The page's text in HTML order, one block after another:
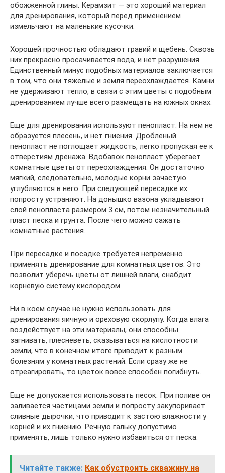
обожженной глины. Керамзит — это хороший материал
для дренирования, который перед применением
измельчают на маленькие кусочки.
Хорошей прочностью обладают гравий и щебень. Сквозь
них прекрасно просачивается вода, и нет разрушения.
Единственный минус подобных материалов заключается
в том, что они тяжелые и земля переохлаждается. Камни
не удерживают тепло, в связи с этим цветы с подобным
дренированием лучше всего размещать на южных окнах.
Еще для дренирования используют пенопласт. На нем не
образуется плесень, и нет гниения. Дробленый
пенопласт не поглощает жидкость, легко пропуская ее к
отверстиям дренажа. Вдобавок пенопласт уберегает
комнатные цветы от переохлаждения. Он достаточно
мягкий, следовательно, молодые корни зачастую
углубляются в него. При следующей пересадке их
попросту устраняют. На донышко вазона укладывают
слой пенопласта размером 3 см, потом незначительный
пласт песка и грунта. После чего можно сажать
комнатные растения.
При пересадке и посадке требуется непременно
применять дренирование для комнатных цветов. Это
позволит уберечь цветы от лишней влаги, снабдит
корневую систему кислородом.
Ни в коем случае не нужно использовать для
дренирования яичную и ореховую скорлупу. Когда влага
воздействует на эти материалы, они способны
загнивать, плесневеть, сказываться на кислотности
земли, что в конечном итоге приводит к разным
болезням у комнатных растений. Если сразу же не
отреагировать, то цветок вовсе способен погибнуть.
Еще не допускается использовать песок. При поливе он
заливается частицами земли и попросту закупоривает
сливные дырочки, что приводит к застою влажности у
корней и их гниению. Речную гальку допустимо
применять, лишь только нужно избавиться от песка.
Читайте также: Как обустроить скважину на